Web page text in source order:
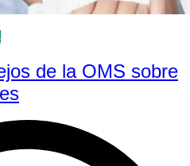
de la OMS sobre